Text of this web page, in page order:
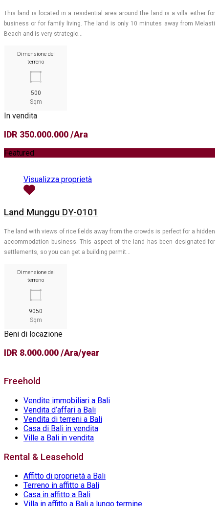
This land is located in a residential area around the land is a villa either for
business or for family living. The land is only 10 minutes away from Melasti
Beach and is very strategic…
Dimensione del
terreno
500
Sqm
In vendita
IDR 350.000.000 /Ara
Featured
Visualizza proprietà
Land Munggu DY-0101
The land with views of rice fields away from the crowds is perfect for a hidden
accommodation business. This aspect of the land has been designated for
settlements, so you can get a building permit…
Dimensione del
terreno
9050
Sqm
Beni di locazione
IDR 8.000.000 /Ara/year
Freehold
Vendite immobiliari a Bali
Vendita d’affari a Bali
Vendita di terreni a Bali
Casa di Bali in vendita
Ville a Bali in vendita
Rental & Leasehold
Affitto di proprietà a Bali
Terreno in affitto a Bali
Casa in affitto a Bali
Villa in affitto a Bali a lungo termine